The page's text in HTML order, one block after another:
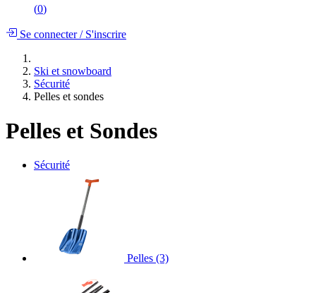
(0)
Se connecter/S'inscrire
Ski et snowboard
Sécurité
Pelles et sondes
Pelles et Sondes
Sécurité
Pelles (3)